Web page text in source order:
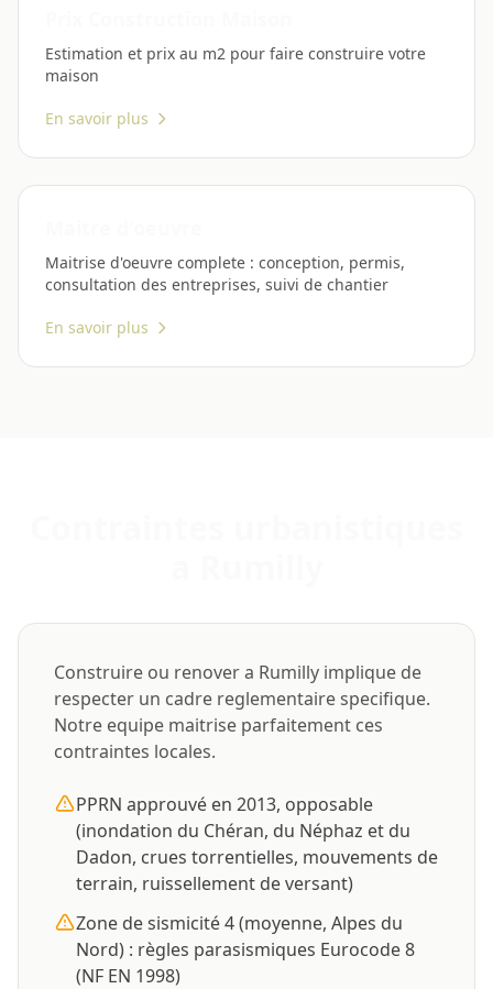
Estimation et prix au m2 pour faire construire votre
maison
En savoir plus
Maitrise d'oeuvre complete : conception, permis,
consultation des entreprises, suivi de chantier
En savoir plus
Construire ou renover a Rumilly implique de
respecter un cadre reglementaire specifique.
Notre equipe maitrise parfaitement ces
contraintes locales.
PPRN approuvé en 2013, opposable
(inondation du Chéran, du Néphaz et du
Dadon, crues torrentielles, mouvements de
terrain, ruissellement de versant)
Zone de sismicité 4 (moyenne, Alpes du
Nord) : règles parasismiques Eurocode 8
(NF EN 1998)